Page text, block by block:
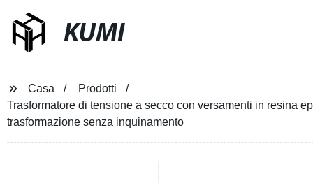
KUMI
Casa
Prodotti
Trasformatore di tensione a secco con versamenti in resina
trasformazione senza inquinamento